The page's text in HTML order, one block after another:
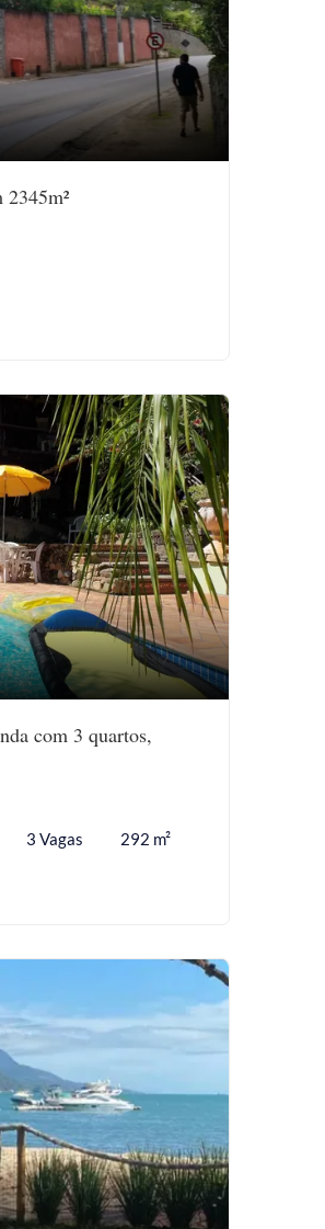
2345m²
com 3 quartos,
3 Vagas 292 m²